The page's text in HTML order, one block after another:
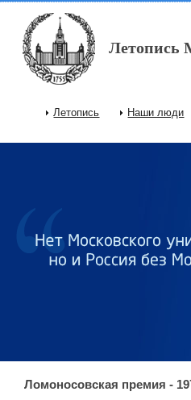
Перейти к основному
Летопись
Главное меню
Летопись Наши люди
Ломоносовская премия -